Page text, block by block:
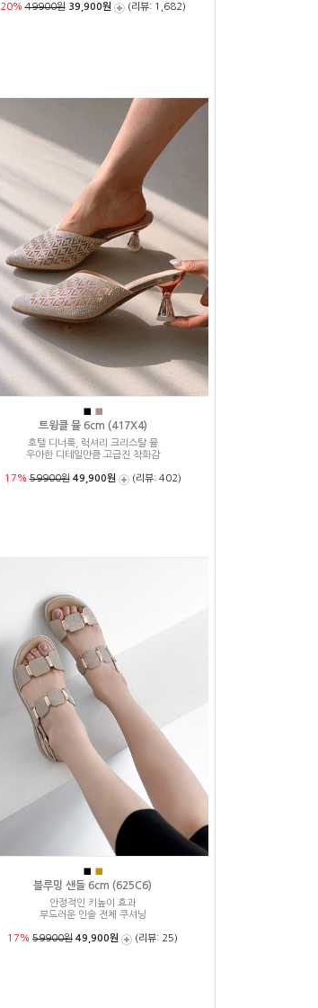
20%49900원 39,900원 (리뷰: 1,682)
■ ■
트윙클 뮬 6cm (417X4)
호텔 디너룩, 럭셔리 크리스탈 뮬
우아한 디테일만큼 고급진 착화감
17%59900원 49,900원 (리뷰: 402)
■ ■
블루밍 샌들 6cm (625C6)
안정적인 키높이 효과
부드러운 인솔 전체 쿠셔닝
17% 59900원 49,900원 (리뷰: 25)